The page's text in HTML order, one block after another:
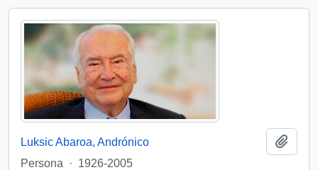
Luksic Abaroa, Andrónico
Persona
· 1926-2005